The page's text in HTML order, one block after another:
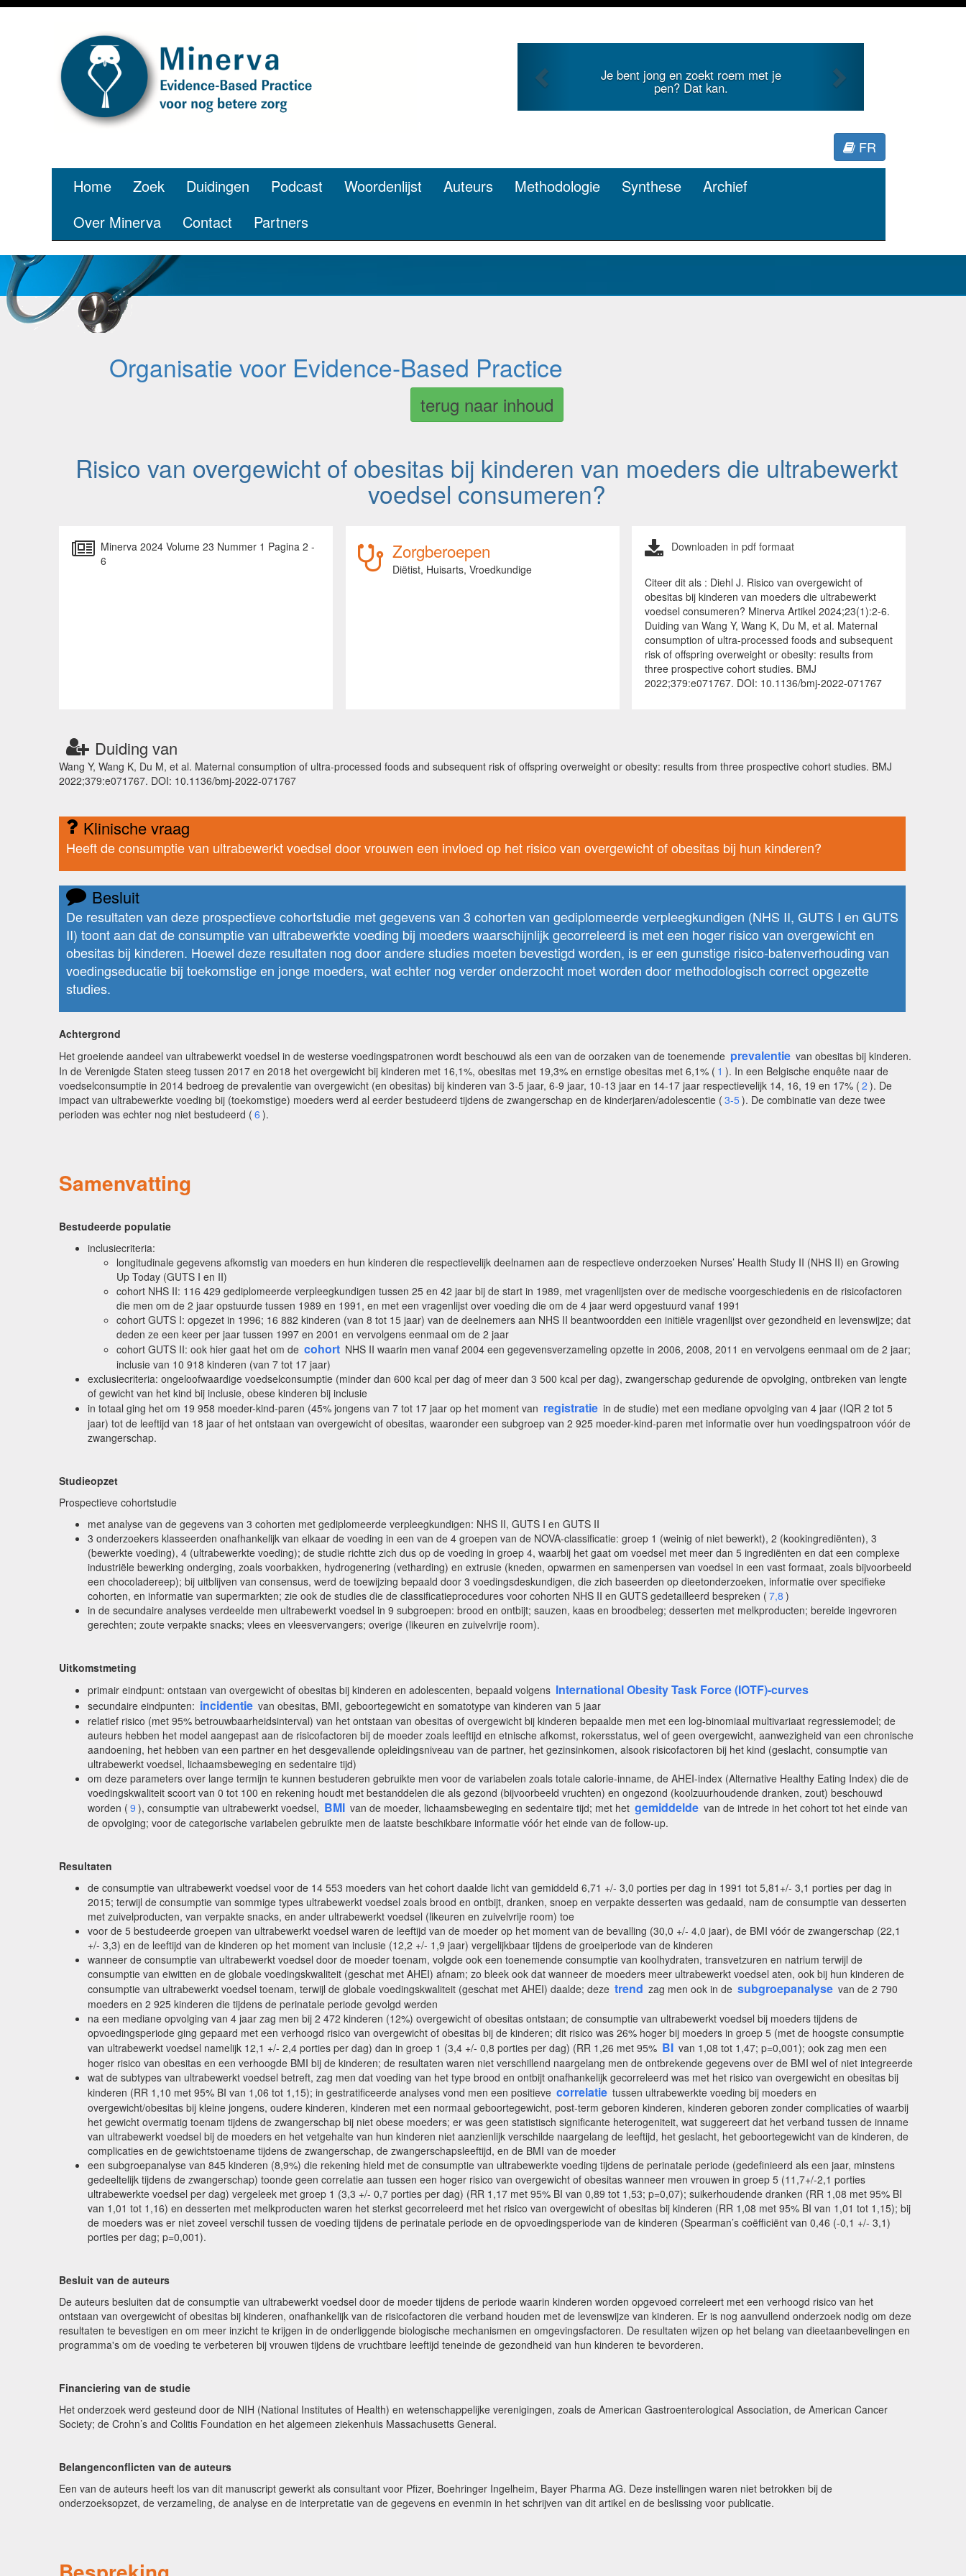
Je bent jong en zoekt roem met je Je duidt internationale literatuur voor
Minerva.
FR
Home Zoek Duidingen Podcast Woordenlijst Auteurs Methodologie Synthese
Archief
Over Minerva
Contact Partners
Organisatie voor Evidence-Based Practice
terug naar inhoud
Risico van overgewicht of obesitas bij kinderen van moeders die ultrabewerkt
voedsel consumeren?
Minerva 2024 Volume 23 Nummer 1 Pagina 2 -
6
Zorgberoepen
Diëtist, Huisarts,Vroedkundige
Downloaden in pdf formaat
Citeer dit als : Diehl J. Risico van overgewicht of
obesitas bij kinderen van moeders die ultrabewerkt
voedsel consumeren? Minerva Artikel 2024;23(1):2-6.
Duiding van Wang Y, Wang K, Du M, et al. Maternal
consumption of ultra-processed foods and subsequent
risk of offspring overweight or obesity: results from
three prospective cohort studies. BMJ
2022;379:e071767. DOI: 10.1136/bmj-2022-071767
Duiding van
Wang Y, Wang K, Du M, et al. Maternal consumption of ultra-processed foods and subsequent risk of offspring overweight or obesity: results from three prospective cohort studies. BMJ
2022;379:e071767. DOI: 10.1136/bmj-2022-071767
Klinische vraag
Heeft de consumptie van ultrabewerkt voedsel door vrouwen een invloed op het risico van overgewicht of obesitas bij hun kinderen?
Besluit
De resultaten van deze prospectieve cohortstudie met gegevens van 3 cohorten van gediplomeerde verpleegkundigen (NHS II, GUTS I en GUTS
II) toont aan dat de consumptie van ultrabewerkte voeding bij moeders waarschijnlijk gecorreleerd is met een hoger risico van overgewicht en
obesitas bij kinderen. Hoewel deze resultaten nog door andere studies moeten bevestigd worden, is er een gunstige risico-batenverhouding van
voedingseducatie bij toekomstige en jonge moeders, wat echter nog verder onderzocht moet worden door methodologisch correct opgezette
studies.
Achtergrond
Het groeiende aandeel van ultrabewerkt voedsel in de westerse voedingspatronen wordt beschouwd als een van de oorzaken van de toenemende prevalentie van obesitas bij kinderen.
In de Verenigde Staten steeg tussen 2017 en 2018 het overgewicht bij kinderen met 16,1%, obesitas met 19,3% en ernstige obesitas met 6,1% ( 1 ). In een Belgische enquête naar de
voedselconsumptie in 2014 bedroeg de prevalentie van overgewicht (en obesitas) bij kinderen van 3-5 jaar, 6-9 jaar, 10-13 jaar en 14-17 jaar respectievelijk 14, 16, 19 en 17% ( 2 ). De
impact van ultrabewerkte voeding bij (toekomstige) moeders werd al eerder bestudeerd tijdens de zwangerschap en de kinderjaren/adolescentie ( 3-5). De combinatie van deze twee
perioden was echter nog niet bestudeerd ( 6 ).
Samenvatting
Bestudeerde populatie
inclusiecriteria:
longitudinale gegevens afkomstig van moeders en hun kinderen die respectievelijk deelnamen aan de respectieve onderzoeken Nurses’ Health Study II (NHS II) en Growing
Up Today (GUTS I en II)
cohort NHS II: 116 429 gediplomeerde verpleegkundigen tussen 25 en 42 jaar bij de start in 1989, met vragenlijsten over de medische voorgeschiedenis en de risicofactoren
die men om de 2 jaar opstuurde tussen 1989 en 1991, en met een vragenlijst over voeding die om de 4 jaar werd opgestuurd vanaf 1991
cohort GUTS I: opgezet in 1996; 16 882 kinderen (van 8 tot 15 jaar) van de deelnemers aan NHS II beantwoordden een initiële vragenlijst over gezondheid en levenswijze; dat
deden ze een keer per jaar tussen 1997 en 2001 en vervolgens eenmaal om de 2 jaar
cohort GUTS II: ook hier gaat het om de cohort NHS II waarin men vanaf 2004 een gegevensverzameling opzette in 2006, 2008, 2011 en vervolgens eenmaal om de 2 jaar;
inclusie van 10 918 kinderen (van 7 tot 17 jaar)
exclusiecriteria: ongeloofwaardige voedselconsumptie (minder dan 600 kcal per dag of meer dan 3 500 kcal per dag), zwangerschap gedurende de opvolging, ontbreken van lengte
of gewicht van het kind bij inclusie, obese kinderen bij inclusie
in totaal ging het om 19 958 moeder-kind-paren (45% jongens van 7 tot 17 jaar op het moment van registratie in de studie) met een mediane opvolging van 4 jaar (IQR 2 tot 5
jaar) tot de leeftijd van 18 jaar of het ontstaan van overgewicht of obesitas, waaronder een subgroep van 2 925 moeder-kind-paren met informatie over hun voedingspatroon vóór de
zwangerschap.
Studieopzet
Prospectieve cohortstudie
met analyse van de gegevens van 3 cohorten met gediplomeerde verpleegkundigen: NHS II, GUTS I en GUTS II
3 onderzoekers klasseerden onafhankelijk van elkaar de voeding in een van de 4 groepen van de NOVA-classificatie: groep 1 (weinig of niet bewerkt), 2 (kookingrediënten), 3
(bewerkte voeding), 4 (ultrabewerkte voeding); de studie richtte zich dus op de voeding in groep 4, waarbij het gaat om voedsel met meer dan 5 ingrediënten en dat een complexe
industriële bewerking onderging, zoals voorbakken, hydrogenering (vetharding) en extrusie (kneden, opwarmen en samenpersen van voedsel in een vast formaat, zoals bijvoorbeeld
een chocoladereep); bij uitblijven van consensus, werd de toewijzing bepaald door 3 voedingsdeskundigen, die zich baseerden op dieetonderzoeken, informatie over specifieke
cohorten, en informatie van supermarkten; zie ook de studies die de classificatieprocedures voor cohorten NHS II en GUTS gedetailleerd bespreken ( 7,8 )
in de secundaire analyses verdeelde men ultrabewerkt voedsel in 9 subgroepen: brood en ontbijt; sauzen, kaas en broodbeleg; desserten met melkproducten; bereide ingevroren
gerechten; zoute verpakte snacks; vlees en vleesvervangers; overige (likeuren en zuivelvrije room).
Uitkomstmeting
primair eindpunt: ontstaan van overgewicht of obesitas bij kinderen en adolescenten, bepaald volgens International Obesity Task Force (IOTF)-curves
secundaire eindpunten: incidentie van obesitas, BMI, geboortegewicht en somatotype van kinderen van 5 jaar
relatief risico (met 95% betrouwbaarheidsinterval) van het ontstaan van obesitas of overgewicht bij kinderen bepaalde men met een log-binomiaal multivariaat regressiemodel; de
auteurs hebben het model aangepast aan de risicofactoren bij de moeder zoals leeftijd en etnische afkomst, rokersstatus, wel of geen overgewicht, aanwezigheid van een chronische
aandoening, het hebben van een partner en het desgevallende opleidingsniveau van de partner, het gezinsinkomen, alsook risicofactoren bij het kind (geslacht, consumptie van
ultrabewerkt voedsel, lichaamsbeweging en sedentaire tijd)
om deze parameters over lange termijn te kunnen bestuderen gebruikte men voor de variabelen zoals totale calorie-inname, de AHEI-index (Alternative Healthy Eating Index) die de
voedingskwaliteit scoort van 0 tot 100 en rekening houdt met bestanddelen die als gezond (bijvoorbeeld vruchten) en ongezond (koolzuurhoudende dranken, zout) beschouwd
worden ( 9 ), consumptie van ultrabewerkt voedsel, BMI van de moeder, lichaamsbeweging en sedentaire tijd; met het gemiddelde van de intrede in het cohort tot het einde van
de opvolging; voor de categorische variabelen gebruikte men de laatste beschikbare informatie vóór het einde van de follow-up.
Resultaten
de consumptie van ultrabewerkt voedsel voor de 14 553 moeders van het cohort daalde licht van gemiddeld 6,71 +/- 3,0 porties per dag in 1991 tot 5,81+/- 3,1 porties per dag in
2015; terwijl de consumptie van sommige types ultrabewerkt voedsel zoals brood en ontbijt, dranken, snoep en verpakte desserten was gedaald, nam de consumptie van desserten
met zuivelproducten, van verpakte snacks, en ander ultrabewerkt voedsel (likeuren en zuivelvrije room) toe
voor de 5 bestudeerde groepen van ultrabewerkt voedsel waren de leeftijd van de moeder op het moment van de bevalling (30,0 +/- 4,0 jaar), de BMI vóór de zwangerschap (22,1
+/- 3,3) en de leeftijd van de kinderen op het moment van inclusie (12,2 +/- 1,9 jaar) vergelijkbaar tijdens de groeiperiode van de kinderen
wanneer de consumptie van ultrabewerkt voedsel door de moeder toenam, volgde ook een toenemende consumptie van koolhydraten, transvetzuren en natrium terwijl de
consumptie van eiwitten en de globale voedingskwaliteit (geschat met AHEI) afnam; zo bleek ook dat wanneer de moeders meer ultrabewerkt voedsel aten, ook bij hun kinderen de
consumptie van ultrabewerkt voedsel toenam, terwijl de globale voedingskwaliteit (geschat met AHEI) daalde; deze trend zag men ook in de subgroepanalyse van de 2 790
moeders en 2 925 kinderen die tijdens de perinatale periode gevolgd werden
na een mediane opvolging van 4 jaar zag men bij 2 472 kinderen (12%) overgewicht of obesitas ontstaan; de consumptie van ultrabewerkt voedsel bij moeders tijdens de
opvoedingsperiode ging gepaard met een verhoogd risico van overgewicht of obesitas bij de kinderen; dit risico was 26% hoger bij moeders in groep 5 (met de hoogste consumptie
van ultrabewerkt voedsel namelijk 12,1 +/- 2,4 porties per dag) dan in groep 1 (3,4 +/- 0,8 porties per dag) (RR 1,26 met 95% BI van 1,08 tot 1,47; p=0,001); ook zag men een
hoger risico van obesitas en een verhoogde BMI bij de kinderen; de resultaten waren niet verschillend naargelang men de ontbrekende gegevens over de BMI wel of niet integreerde
wat de subtypes van ultrabewerkt voedsel betreft, zag men dat voeding van het type brood en ontbijt onafhankelijk gecorreleerd was met het risico van overgewicht en obesitas bij
kinderen (RR 1,10 met 95% BI van 1,06 tot 1,15); in gestratificeerde analyses vond men een positieve correlatie tussen ultrabewerkte voeding bij moeders en
overgewicht/obesitas bij kleine jongens, oudere kinderen, kinderen met een normaal geboortegewicht, post-term geboren kinderen, kinderen geboren zonder complicaties of waarbij
het gewicht overmatig toenam tijdens de zwangerschap bij niet obese moeders; er was geen statistisch significante heterogeniteit, wat suggereert dat het verband tussen de inname
van ultrabewerkt voedsel bij de moeders en het vetgehalte van hun kinderen niet aanzienlijk verschilde naargelang de leeftijd, het geslacht, het geboortegewicht van de kinderen, de
complicaties en de gewichtstoename tijdens de zwangerschap, de zwangerschapsleeftijd, en de BMI van de moeder
een subgroepanalyse van 845 kinderen (8,9%) die rekening hield met de consumptie van ultrabewerkte voeding tijdens de perinatale periode (gedefinieerd als een jaar, minstens
gedeeltelijk tijdens de zwangerschap) toonde geen correlatie aan tussen een hoger risico van overgewicht of obesitas wanneer men vrouwen in groep 5 (11,7+/-2,1 porties
ultrabewerkte voedsel per dag) vergeleek met groep 1 (3,3 +/- 0,7 porties per dag) (RR 1,17 met 95% BI van 0,89 tot 1,53; p=0,07); suikerhoudende dranken (RR 1,08 met 95% BI
van 1,01 tot 1,16) en desserten met melkproducten waren het sterkst gecorreleerd met het risico van overgewicht of obesitas bij kinderen (RR 1,08 met 95% BI van 1,01 tot 1,15); bij
de moeders was er niet zoveel verschil tussen de voeding tijdens de perinatale periode en de opvoedingsperiode van de kinderen (Spearman’s coëfficiënt van 0,46 (-0,1 +/- 3,1)
porties per dag; p=0,001).
Besluit van de auteurs
De auteurs besluiten dat de consumptie van ultrabewerkt voedsel door de moeder tijdens de periode waarin kinderen worden opgevoed correleert met een verhoogd risico van het
ontstaan van overgewicht of obesitas bij kinderen, onafhankelijk van de risicofactoren die verband houden met de levenswijze van kinderen. Er is nog aanvullend onderzoek nodig om deze
resultaten te bevestigen en om meer inzicht te krijgen in de onderliggende biologische mechanismen en omgevingsfactoren. De resultaten wijzen op het belang van dieetaanbevelingen en
programma's om de voeding te verbeteren bij vrouwen tijdens de vruchtbare leeftijd teneinde de gezondheid van hun kinderen te bevorderen.
Financiering van de studie
Het onderzoek werd gesteund door de NIH (National Institutes of Health) en wetenschappelijke verenigingen, zoals de American Gastroenterological Association, de American Cancer
Society; de Crohn’s and Colitis Foundation en het algemeen ziekenhuis Massachusetts General.
Belangenconflicten van de auteurs
Een van de auteurs heeft los van dit manuscript gewerkt als consultant voor Pfizer, Boehringer Ingelheim, Bayer Pharma AG. Deze instellingen waren niet betrokken bij de
onderzoeksopzet, de verzameling, de analyse en de interpretatie van de gegevens en evenmin in het schrijven van dit artikel en de beslissing voor publicatie.